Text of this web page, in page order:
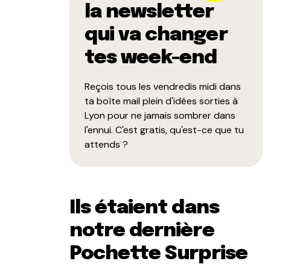
la newsletter
qui va changer
tes week-end
Reçois tous les vendredis midi dans
ta boîte mail plein d'idées sorties à
Lyon pour ne jamais sombrer dans
l'ennui. C'est gratis, qu'est-ce que tu
attends ?
Ils étaient dans
notre dernière
Pochette Surprise